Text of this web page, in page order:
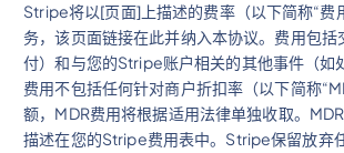
Stripe将以[页面]上描述的费率（以下简称“费
务，该页面链接在此并纳入本协议。费用包括
付）和与您的Stripe账户相关的其他事件（如
费用不包括任何针对商户折扣率（以下简称
额，MDR费用将根据适用法律单独收取。
描述在您的Stripe费用表中。Stripe保留放弃